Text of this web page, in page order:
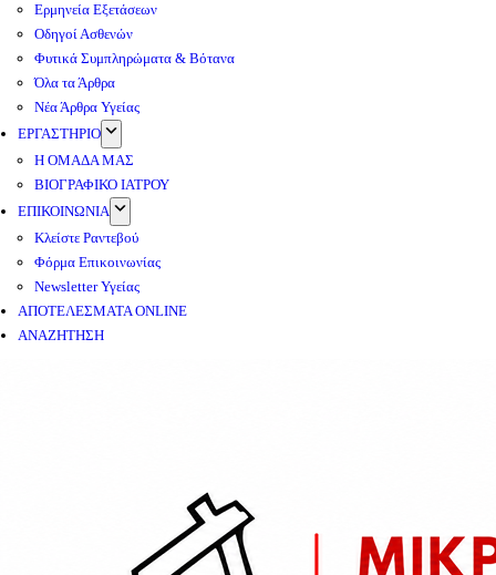
Ερμηνεία Εξετάσεων
Οδηγοί Ασθενών
Φυτικά Συμπληρώματα & Βότανα
Όλα τα Άρθρα
Νέα Άρθρα Υγείας
ΕΡΓΑΣΤΗΡΙΟ
Η ΟΜΑΔΑ ΜΑΣ
ΒΙΟΓΡΑΦΙΚΟ ΙΑΤΡΟΥ
ΕΠΙΚΟΙΝΩΝΙΑ
Κλείστε Ραντεβού
Φόρμα Επικοινωνίας
Newsletter Υγείας
ΑΠΟΤΕΛΕΣΜΑΤΑ ONLINE
ΑΝΑΖΗΤΗΣΗ